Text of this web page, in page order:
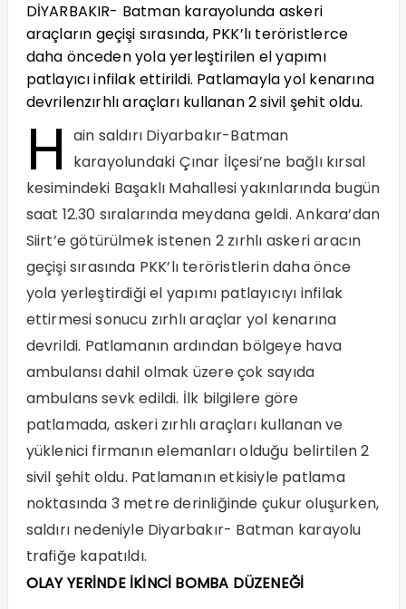
DİYARBAKIR- Batman karayolunda askeri
araçların geçişi sırasında, PKK’lı teröristlerce
daha önceden yola yerleştirilen el yapımı
patlayıcı infilak ettirildi. Patlamayla yol kenarına
devrilenzırhlı araçları kullanan 2 sivil şehit oldu.
H ain saldırı Diyarbakır-Batman
karayolundaki Çınar İlçesi’ne bağlı kırsal
kesimindeki Başaklı Mahallesi yakınlarında bugün
saat 12.30 sıralarında meydana geldi. Ankara’dan
Siirt’e götürülmek istenen 2 zırhlı askeri aracın
geçişi sırasında PKK’lı teröristlerin daha önce
yola yerleştirdiği el yapımı patlayıcıyı infilak
ettirmesi sonucu zırhlı araçlar yol kenarına
devrildi. Patlamanın ardından bölgeye hava
ambulansı dahil olmak üzere çok sayıda
ambulans sevk edildi. İlk bilgilere göre
patlamada, askeri zırhlı araçları kullanan ve
yüklenici firmanın elemanları olduğu belirtilen 2
sivil şehit oldu. Patlamanın etkisiyle patlama
noktasında 3 metre derinliğinde çukur oluşurken,
saldırı nedeniyle Diyarbakır- Batman karayolu
trafiğe kapatıldı.
OLAY YERİNDE İKİNCİ BOMBA DÜZENEĞİ